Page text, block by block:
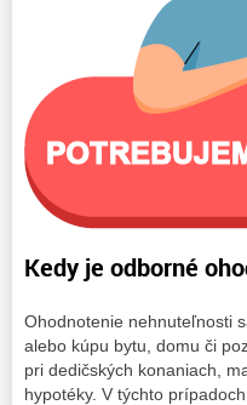
Kedy je odborné
Ohodnotenie nehnuteľnosti
alebo kúpu bytu, domu či
pri dedičských konaniach,
hypotéky. V týchto